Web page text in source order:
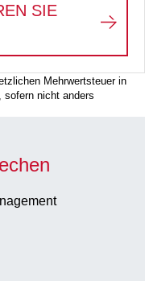
SIE
ZELLKULTUR-
Mehrwertsteuer in
sofern nicht anders